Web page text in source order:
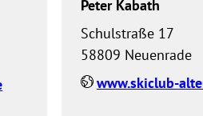
www.skiclub-
Schulstraße 17
58809 Neuenrade
Peter Kabath